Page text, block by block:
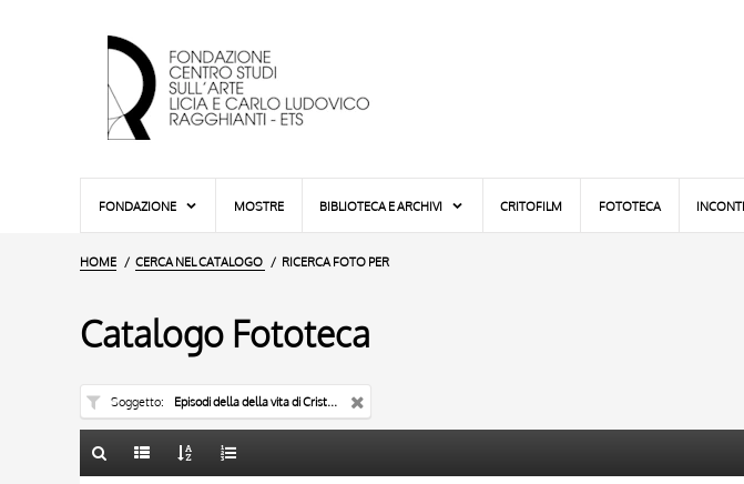
FONDAZIONE MOSTRE BIBLIOTECA E ARCHIVI CRITOFILM FOTOTECA
HOME CERCA NEL CATALOGO RICERCA FOTO PER
Catalogo Fototeca
Soggetto Episodi della della vita di Cristo e della Vergine - pulpito